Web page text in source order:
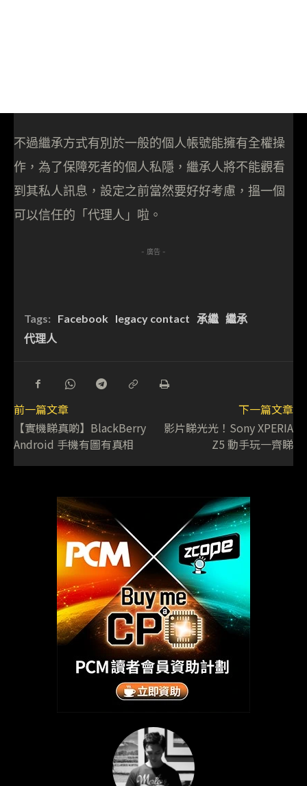
不過繼承方式有別於一般的個人帳號能擁有全權操
作，為了保障死者的個人私隱，繼承人將不能觀看
到其私人訊息，設定之前當然要好好考慮，搵一個
可以信任的「代理人」啦。
- 廣告 -
Tags: Facebook legacy contact 承繼 繼承
代理人
前一篇文章
【實機睇真啲】BlackBerry
Android 手機有圖有真相
下一篇文章
影片睇光光！Sony XPERIA
Z5 動手玩一齊睇